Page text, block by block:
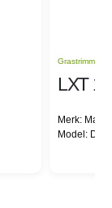
Grastrimmers
LXT
Merk:
Model: